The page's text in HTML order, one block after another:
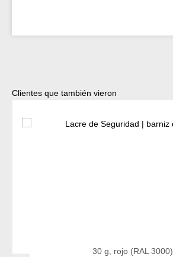
Omitir la galería de productos
Clientes que también vieron
30 g, rojo (RAL 3000)